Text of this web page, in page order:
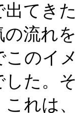
出てき
の流れ
このイ
した。
これは